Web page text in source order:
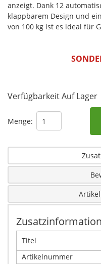
anzeigt. Dank 12
klappbarem Design und
von 100 kg ist es ideal für
VerfügbarkeitAuf Lager
Menge:
Zusatzinformation
Titel
Artikelnummer